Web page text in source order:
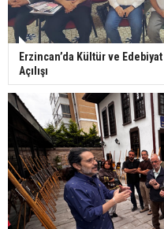
Erzincan’da Kültür ve
Açılışı